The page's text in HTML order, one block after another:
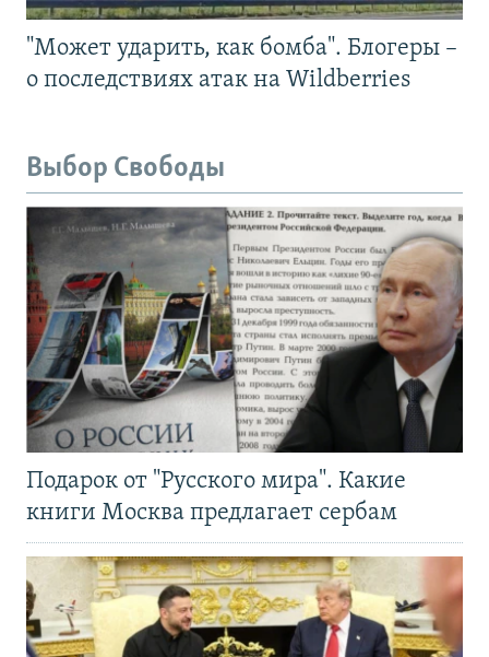
"Может ударить, как бомба". Блогеры –
о последствиях атак на Wildberries
Выбор Свободы
Подарок от "Русского мира". Какие
книги Москва предлагает сербам